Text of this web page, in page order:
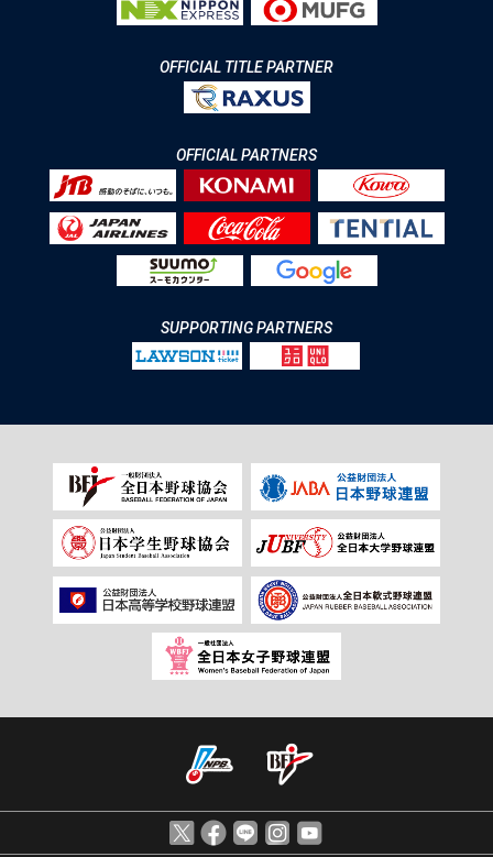
OFFICIAL TITLE PARTNER
OFFICIAL PARTNERS
SUPPORTING PARTNERS